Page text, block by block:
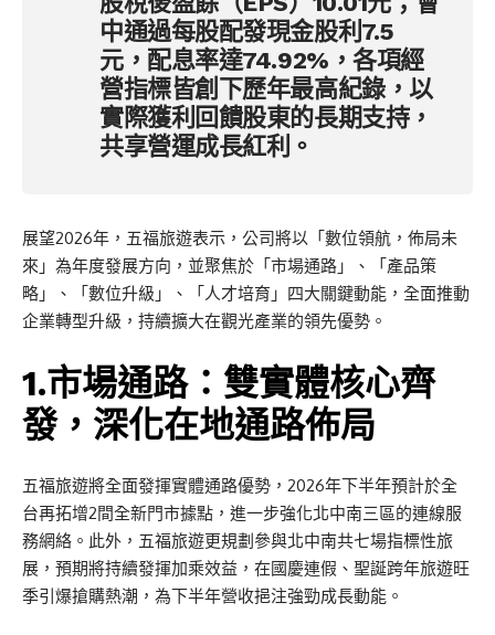
中通過每股配發現金股利7.5
元，配息率達74.92%，各項經
營指標皆創下歷年最高紀錄，以
實際獲利回饋股東的長期支持，
共享營運成長紅利。
展望2026年，五福旅遊表示，公司將以「數位領航，佈局未
來」為年度發展方向，並聚焦於「市場通路」、「產品策
略」、「數位升級」、「人才培育」四大關鍵動能，全面推動
企業轉型升級，持續擴大在觀光產業的領先優勢。
1.市場通路：雙實體核心齊
發，深化在地通路佈局
五福旅遊將全面發揮實體通路優勢，2026年下半年預計於全
台再拓增2間全新門市據點，進一步強化北中南三區的連線服
務網絡。此外，五福旅遊更規劃參與北中南共七場指標性旅
展，預期將持續發揮加乘效益，在國慶連假、聖誕跨年旅遊旺
季引爆搶購熱潮，為下半年營收挹注強勁成長動能。